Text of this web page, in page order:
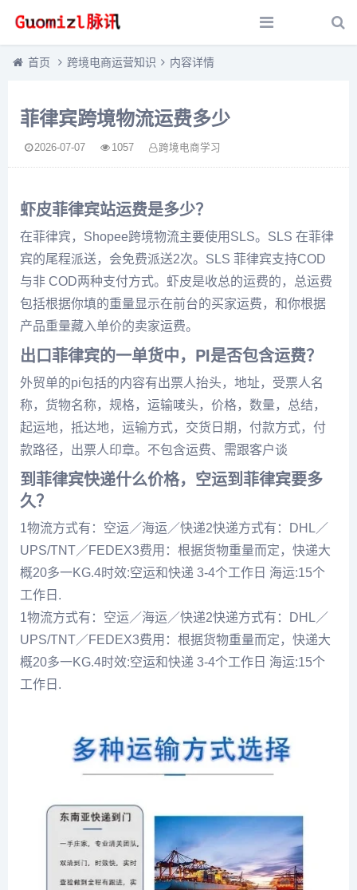
首页 跨境电商运营知识 内容详情
菲律宾跨境物流运费多少
2026-07-07 1057 跨境电商学习
虾皮菲律宾站运费是多少？
在菲律宾，Shopee跨境物流主要使用SLS。SLS 在菲律
宾的尾程派送，会免费派送2次。SLS 菲律宾支持COD
与非 COD两种支付方式。虾皮是收总的运费的，总运费
包括根据你填的重量显示在前台的买家运费，和你根据
产品重量藏入单价的卖家运费。
出口菲律宾的一单货中，PI是否包含运费？
外贸单的pi包括的内容有出票人抬头，地址，受票人名
称，货物名称，规格，运输唛头，价格，数量，总结，
起运地，抵达地，运输方式，交货日期，付款方式，付
款路径，出票人印章。不包含运费、需跟客户谈
到菲律宾快递什么价格，空运到菲律宾要多
久？
1物流方式有：空运／海运／快递2快递方式有：DHL／
UPS/TNT／FEDEX3费用：根据货物重量而定，快递大
概20多一KG.4时效:空运和快递 3-4个工作日 海运:15个
工作日.
1物流方式有：空运／海运／快递2快递方式有：DHL／
UPS/TNT／FEDEX3费用：根据货物重量而定，快递大
概20多一KG.4时效:空运和快递 3-4个工作日 海运:15个
工作日.